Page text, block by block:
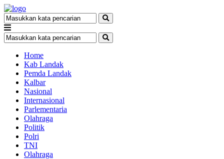
Home
Kab Landak
Pemda Landak
Kalbar
Nasional
Internasional
Parlementaria
Olahraga
Politik
Polri
TNI
Olahraga